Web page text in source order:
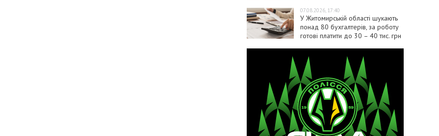
07.08.2026, 17:40
У Житомирській області шукають
понад 80 бухгалтерів, за роботу
готові платити до 30 – 40 тис. грн